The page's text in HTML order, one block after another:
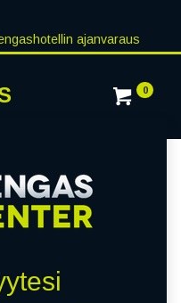
ajanvaraus
0